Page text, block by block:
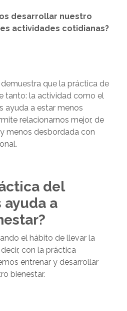
desarrollar nuestro
actividades cotidianas?
que la práctica de
tanto: la actividad como el
ayuda a estar menos
relacionarnos mejor, de
y menos desbordada con
del
a
el hábito de llevar la
con la práctica
entrenar y desarrollar
bienestar.